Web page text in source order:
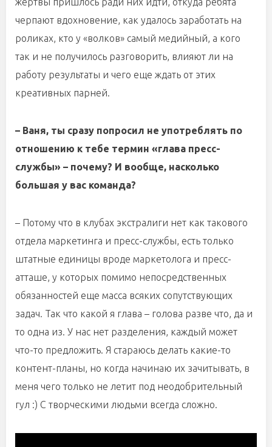
черпают вдохновение, как удалось заработать на
роликах, кто у «волков» самый медийный, а кого
так и не получилось разговорить, влияют ли на
работу результаты и чего еще ждать от этих
креативных парней.
– Ваня, ты сразу попросил не употреблять по
отношению к тебе термин «глава пресс-
службы» – почему? И вообще, насколько
большая у вас команда?
– Потому что в клубах экстралиги нет как такового
отдела маркетинга и пресс-службы, есть только
штатные единицы вроде маркетолога и пресс-
атташе, у которых помимо непосредственных
обязанностей еще масса всяких сопутствующих
задач. Так что какой я глава – голова разве что, да и
то одна из. У нас нет разделения, каждый может
что-то предложить. Я стараюсь делать какие-то
контент-планы, но когда начинаю их зачитывать, в
меня чего только не летит под неодобрительный
гул :) С творческими людьми всегда сложно.